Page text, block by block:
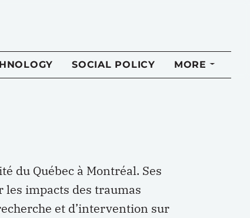
SOCIAL POLICY MORE
du Québec à Montréal. Ses
impacts des traumas
et d’intervention sur